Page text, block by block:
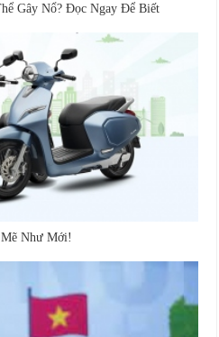
Gây Nổ? Đọc Ngay Để Biết
Như Mới!